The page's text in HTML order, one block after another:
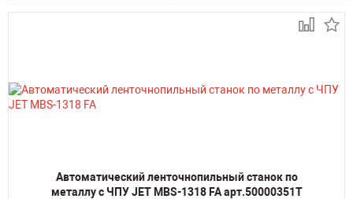
Автоматический ленточнопильный станок по
металлу с ЧПУ JET MBS-1318 FA арт.50000351T